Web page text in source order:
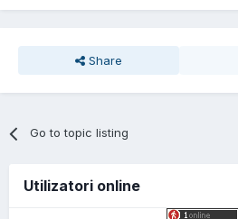
Share
Go to topic listing
Utilizatori online